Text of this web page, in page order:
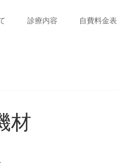
診療内容 自費料金表
材